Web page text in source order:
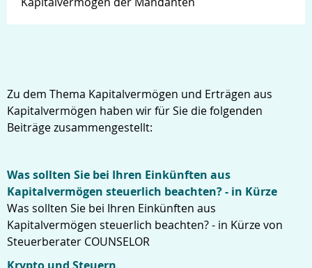
Zu dem Thema Kapitalvermögen und Erträgen aus
Kapitalvermögen haben wir für Sie die folgenden
Beiträge zusammengestellt:
Was sollten Sie bei Ihren Einkünften aus
Kapitalvermögen steuerlich beachten? - in Kürze
Was sollten Sie bei Ihren Einkünften aus
Kapitalvermögen steuerlich beachten? - in Kürze von
Steuerberater COUNSELOR